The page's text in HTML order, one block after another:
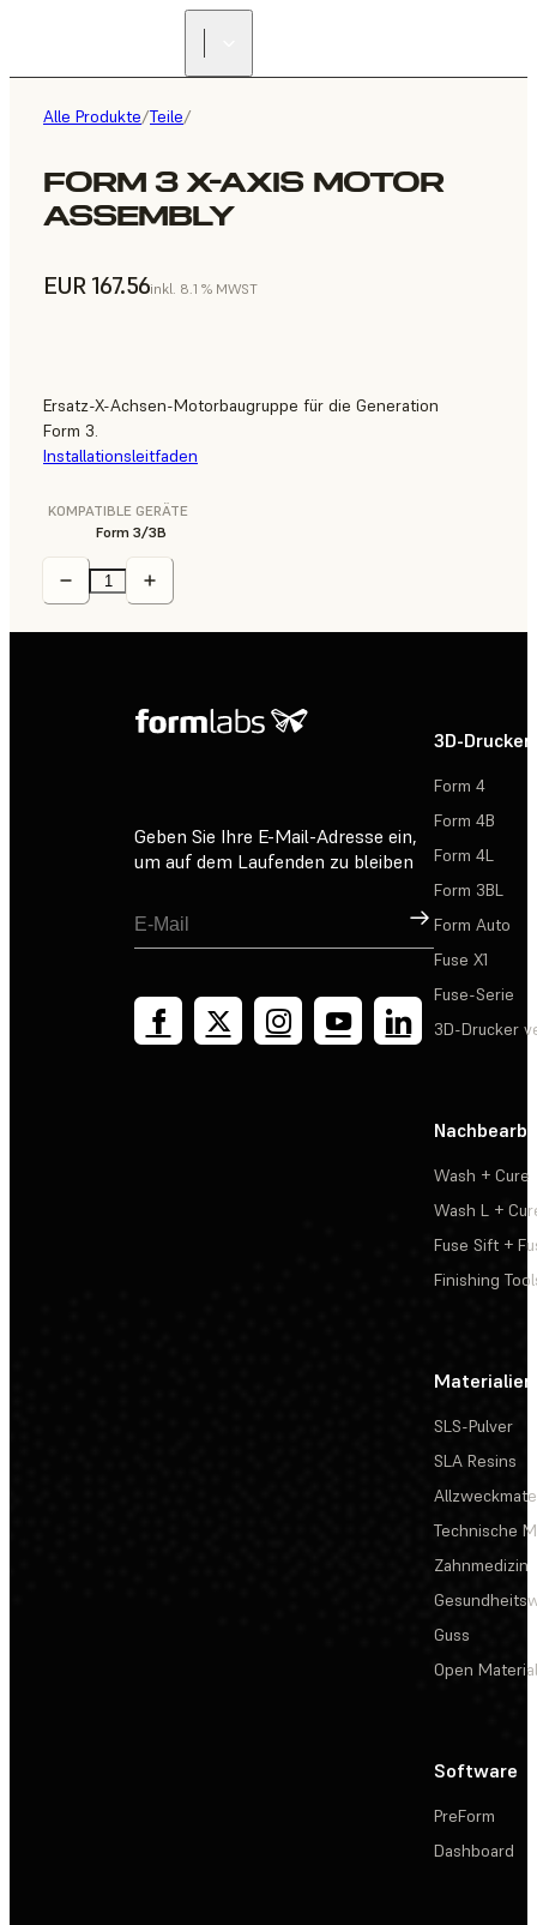
Alle Produkte/Teile/
FORM 3 X-AXIS MOTOR
ASSEMBLY
EUR 167.56inkl. 8.1 % MWST
Ersatz-X-Achsen-Motorbaugruppe für die Generation
Form 3.
Installationsleitfaden
KOMPATIBLE GERÄTE
Form 3/3B
Geben Sie Ihre E-Mail-Adresse ein,
um auf dem Laufenden zu bleiben
Registrieren
3D-Drucker
Form 4
Form 4B
Form 4L
Form 3BL
Form Auto
Fuse X1
Fuse-Serie
3D-Drucker
Wash + Cure
Wash L +
Fuse Sift +
Finishing
Materialien
SLS-Pulver
SLA Resins
Technische
Zahnmedizin
Guss
Open
Software
PreForm
Dashboard